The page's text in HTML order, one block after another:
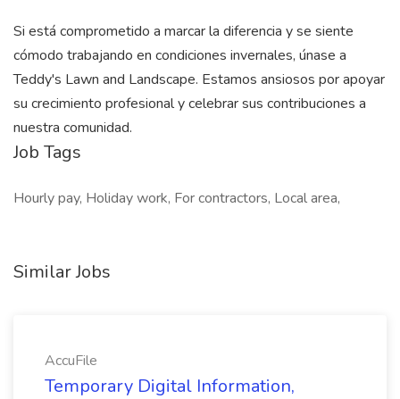
Si está comprometido a marcar la diferencia y se siente
cómodo trabajando en condiciones invernales, únase a
Teddy's Lawn and Landscape. Estamos ansiosos por apoyar
su crecimiento profesional y celebrar sus contribuciones a
nuestra comunidad.
Job Tags
Hourly pay, Holiday work, For contractors, Local area,
Similar Jobs
AccuFile
Temporary Digital Information,